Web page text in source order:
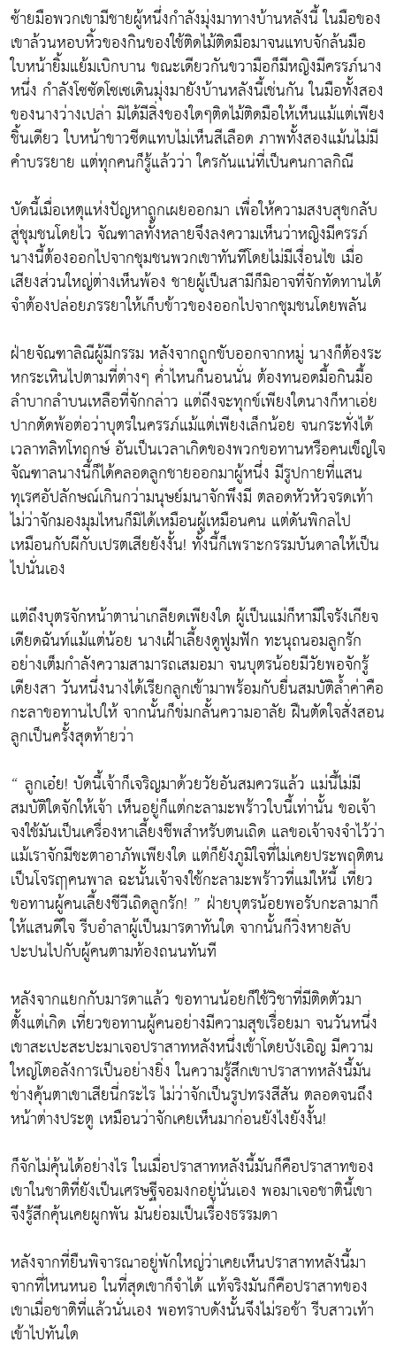
ซ้ายมือพวกเขามีชายผู้หนึ่งกำลังมุ่งมาทางบ้านหลังนี้ ในมือของ
เขาล้วนหอบหิ้วของกินของใช้ติดไม้ติดมือมาจนแทบจักล้นมือ
ใบหน้ายิ้มแย้มเบิกบาน ขณะเดียวกันขวามือก็มีหญิงมีครรภ์นาง
หนึ่ง กำลังโซซัดโซเซเดินมุ่งมายังบ้านหลังนี้เช่นกัน ในมือทั้งสอง
ของนางว่างเปล่า มิได้มีสิ่งของใดๆติดไม้ติดมือให้เห็นแม้แต่เพียง
ชิ้นเดียว ใบหน้าขาวซีดแทบไม่เห็นสีเลือด ภาพทั้งสองแม้นไม่มี
คำบรรยาย แต่ทุกคนก็รู้แล้วว่า ใครกันแน่ที่เป็นคนกาลกิณี
บัดนี้เมื่อเหตุแห่งปัญหาถูกเผยออกมา เพื่อให้ความสงบสุขกลับ
สู่ชุมชนโดยไว จัณฑาลทั้งหลายจึงลงความเห็นว่าหญิงมีครรภ์
นางนี้ต้องออกไปจากชุมชนพวกเขาทันทีโดยไม่มีเงื่อนไข เมื่อ
เสียงส่วนใหญ่ต่างเห็นพ้อง ชายผู้เป็นสามีก็มิอาจที่จักทัดทานได้
จำต้องปล่อยภรรยาให้เก็บข้าวของออกไปจากชุมชนโดยพลัน
ฝ่ายจัณฑาลิณีผู้มีกรรม หลังจากถูกขับออกจากหมู่ นางก็ต้องระ
หกระเหินไปตามที่ต่างๆ ค่ำไหนก็นอนนั่น ต้องทนอดมื้อกินมื้อ
ลำบากลำบนเหลือที่จักกล่าว แต่ถึงจะทุกข์เพียงใดนางก็หาเอ่ย
ปากตัดพ้อต่อว่าบุตรในครรภ์แม้แต่เพียงเล็กน้อย จนกระทั่งได้
เวลาทลิทโทฤกษ์ อันเป็นเวลาเกิดของพวกขอทานหรือคนเข็ญใจ
จัณฑาลนางนี้ก็ได้คลอดลูกชายออกมาผู้หนึ่ง มีรูปกายที่แสน
ทุเรศอัปลักษณ์เกินกว่ามนุษย์มนาจักพึงมี ตลอดหัวหัวจรดเท้า
ไม่ว่าจักมองมุมไหนก็มิได้เหมือนผู้เหมือนคน แต่ดันพิกลไป
เหมือนกับผีกับเปรตเสียยังงั้น! ทั้งนี้ก็เพราะกรรมบันดาลให้เป็น
ไปนั่นเอง
แต่ถึงบุตรจักหน้าตาน่าเกลียดเพียงใด ผู้เป็นแม่ก็หามีใจรังเกียจ
เดียดฉันท์แม้แต่น้อย นางเฝ้าเลี้ยงดูฟูมฟัก ทะนุถนอมลูกรัก
อย่างเต็มกำลังความสามารถเสมอมา จนบุตรน้อยมีวัยพอจักรู้
เดียงสา วันหนึ่งนางได้เรียกลูกเข้ามาพร้อมกับยื่นสมบัติล้ำค่าคือ
กะลาขอทานไปให้ จากนั้นก็ข่มกลั้นความอาลัย ฝืนตัดใจสั่งสอน
ลูกเป็นครั้งสุดท้ายว่า
“ ลูกเอ๋ย! บัดนี้เจ้าก็เจริญมาด้วยวัยอันสมควรแล้ว แม่นี้ไม่มี
สมบัติใดจักให้เจ้า เห็นอยู่ก็แต่กะลามะพร้าวใบนี้เท่านั้น ขอเจ้า
จงใช้มันเป็นเครื่องหาเลี้ยงชีพสำหรับตนเถิด แลขอเจ้าจงจำไว้ว่า
แม้เราจักมีชะตาอาภัพเพียงใด แต่ก็ยังภูมิใจที่ไม่เคยประพฤติตน
เป็นโจรฤาคนพาล ฉะนั้นเจ้าจงใช้กะลามะพร้าวที่แม่ให้นี้ เที่ยว
ขอทานผู้คนเลี้ยงชีวีเถิดลูกรัก! ” ฝ่ายบุตรน้อยพอรับกะลามาก็
ให้แสนดีใจ รีบอำลาผู้เป็นมารดาทันใด จากนั้นก็วิ่งหายลับ
ปะปนไปกับผู้คนตามท้องถนนทันที
หลังจากแยกกับมารดาแล้ว ขอทานน้อยก็ใช้วิชาที่มีติดตัวมา
ตั้งแต่เกิด เที่ยวขอทานผู้คนอย่างมีความสุขเรื่อยมา จนวันหนึ่ง
เขาสะเปะสะปะมาเจอปราสาทหลังหนึ่งเข้าโดยบังเอิญ มีความ
ใหญ่โตอลังการเป็นอย่างยิ่ง ในความรู้สึกเขาปราสาทหลังนี้มัน
ช่างคุ้นตาเขาเสียนี่กระไร ไม่ว่าจักเป็นรูปทรงสีสัน ตลอดจนถึง
หน้าต่างประตู เหมือนว่าจักเคยเห็นมาก่อนยังไงยังงั้น!
ก็จักไม่คุ้นได้อย่างไร ในเมื่อปราสาทหลังนี้มันก็คือปราสาทของ
เขาในชาติที่ยังเป็นเศรษฐีจอมงกอยู่นั่นเอง พอมาเจอชาตินี้เขา
จึงรู้สึกคุ้นเคยผูกพัน มันย่อมเป็นเรื่องธรรมดา
หลังจากที่ยืนพิจารณาอยู่พักใหญ่ว่าเคยเห็นปราสาทหลังนี้มา
จากที่ไหนหนอ ในที่สุดเขาก็จำได้ แท้จริงมันก็คือปราสาทของ
เขาเมื่อชาติที่แล้วนั่นเอง พอทราบดังนั้นจึงไม่รอช้า รีบสาวเท้า
เข้าไปทันใด